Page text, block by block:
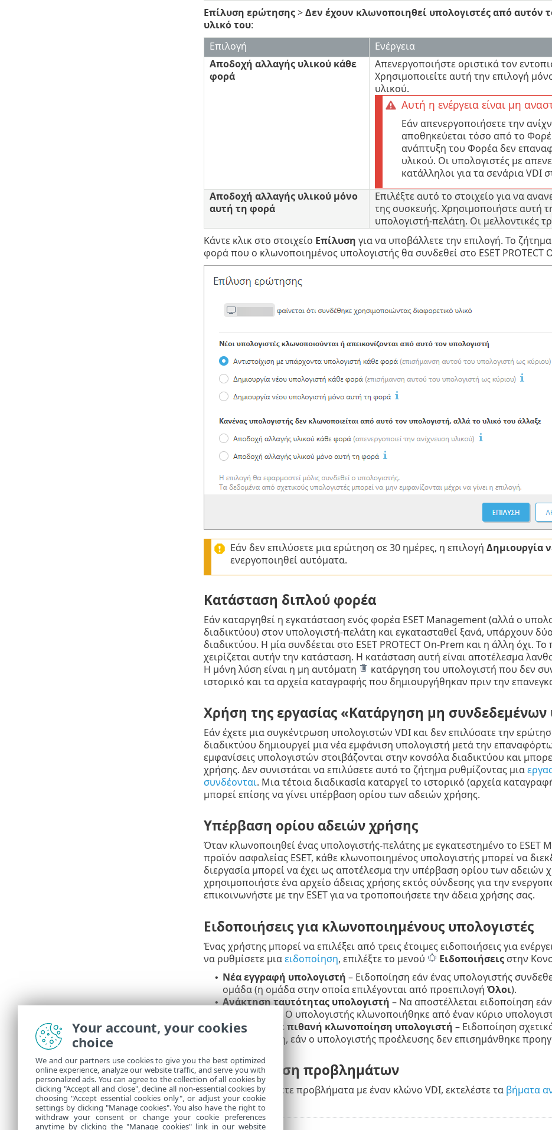
Επίλυση ερώτησης>Δεν έχουν κλωνοποιηθεί υπολογιστές από αυτόν
υλικό του:
Επιλογή
Ενέργεια
Αποδοχή αλλαγής υλικού κάθε
φορά
Απενεργοποιήστε οριστικά τον
Χρησιμοποιείτε αυτή την επιλογή
υλικού.
Αυτή η ενέργεια είναι μη
Εάν απενεργοποιήσετε την
αποθηκεύεται τόσο από το
ανάπτυξη του Φορέα δεν
υλικού. Οι υπολογιστές με
κατάλληλοι για τα σενάρια VDI
Αποδοχή αλλαγής υλικού μόνο
αυτή τη φορά
Επιλέξτε αυτό το στοιχείο για να
της συσκευής. Χρησιμοποιήστε αυτή
υπολογιστή-πελάτη. Οι μελλοντικές
Κάντε κλικ στο στοιχείο Επίλυση για να υποβάλλετε την επιλογή. Το
φορά που ο κλωνοποιημένος υπολογιστής θα συνδεθεί στο ESET PROTECT
Εάν δεν επιλύσετε μια ερώτηση σε 30 ημέρες, η επιλογή Δημιουργία
ενεργοποιηθεί αυτόματα.
Κατάσταση διπλού φορέα
Εάν καταργηθεί η εγκατάσταση ενός φορέα ESET Management (αλλά ο
διαδικτύου) στον υπολογιστή-πελάτη και εγκατασταθεί ξανά, υπάρχουν
διαδικτύου. Η μία συνδέεται στο ESET PROTECT On-Prem και η άλλη όχι.
χειρίζεται αυτήν την κατάσταση. Η κατάσταση αυτή είναι αποτέλεσμα
Η μόνη λύση είναι η μη αυτόματη
κατάργηση του υπολογιστή που δεν
ιστορικό και τα αρχεία καταγραφής που δημιουργήθηκαν πριν την
Χρήση της εργασίας «Κατάργηση μη
Εάν έχετε μια συγκέντρωση υπολογιστών VDI και δεν επιλύσατε την
διαδικτύου δημιουργεί μια νέα εμφάνιση υπολογιστή μετά την
εμφανίσεις υπολογιστών στοιβάζονται στην κονσόλα διαδικτύου και
χρήσης. Δεν συνιστάται να επιλύσετε αυτό το ζήτημα ρυθμίζοντας μια
συνδέονται. Μια τέτοια διαδικασία καταργεί το ιστορικό (αρχεία
μπορεί επίσης να γίνει υπέρβαση ορίου των αδειών χρήσης.
Υπέρβαση ορίου αδειών χρήσης
Όταν κλωνοποιηθεί ένας υπολογιστής-πελάτης με εγκατεστημένο το ESET
προϊόν ασφαλείας ESET, κάθε κλωνοποιημένος υπολογιστής μπορεί να
διεργασία μπορεί να έχει ως αποτέλεσμα την υπέρβαση ορίου των αδειών
χρησιμοποιήστε ένα αρχείο άδειας χρήσης εκτός σύνδεσης για την
επικοινωνήστε με την ESET για να τροποποιήσετε την άδεια χρήσης σας.
Ειδοποιήσεις για κλωνοποιημένους υπολογιστές
Ένας χρήστης μπορεί να επιλέξει από τρεις έτοιμες ειδοποιήσεις για
να ρυθμίσετε μιαειδοποίηση, επιλέξτε το μενού Ειδοποιήσειςστην
• Νέα εγγραφή υπολογιστή – Ειδοποίηση εάν ένας υπολογιστής
ομάδα (η ομάδα στην οποία επιλέγονται από προεπιλογή Όλοι).
• Ανάκτηση ταυτότητας υπολογιστή – Να αποστέλλεται ειδοποίηση
το υλικό του. Ο υπολογιστής κλωνοποιήθηκε από έναν κύριο
• Ανιχνεύτηκε πιθανή κλωνοποίηση υπολογιστή – Ειδοποίηση
κλωνοποίηση, εάν ο υπολογιστής προέλευσης δεν επισημάνθηκε
Αντιμετώπιση προβλημάτων
Εάν αντιμετωπίζετε προβλήματα με έναν κλώνο VDI, εκτελέστε τα βήματα
Your account, your cookies
choice
We and our partners use cookies to give you the best optimized
online experience, analyze our website traffic, and serve you with
personalized ads. You can agree to the collection of all cookies by
clicking "Accept all and close", decline all non-essential cookies by
choosing "Accept essential cookies only", or adjust your cookie
settings by clicking "Manage cookies". You also have the right to
withdraw your consent or change your cookie preferences
anytime by clicking the "Manage cookies" link in our website